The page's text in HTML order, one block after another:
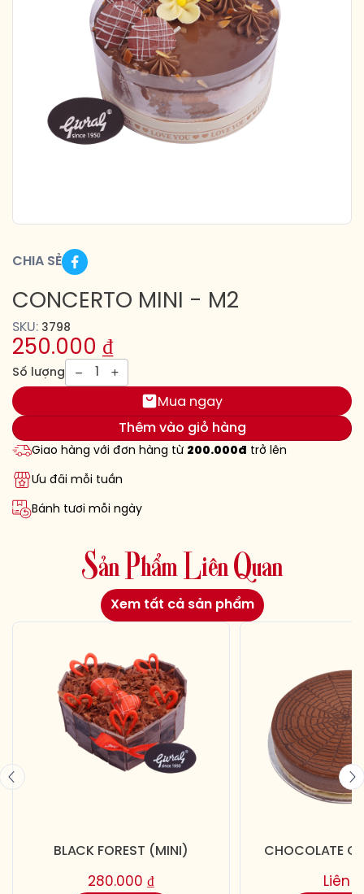
CHIA SẺ
CONCERTO MINI - M2
SKU: 3798
250.000 ₫
Số lượng 1
Mua ngay
Thêm vào giỏ hàng
Giao hàng với đơn hàng từ 200.000đ trở lên
Ưu đãi mỗi tuần
Bánh tươi mỗi ngày
Sản Phẩm Liên Quan
Xem tất cả sản phẩm
BLACK FOREST (MINI)
280.000 ₫
CHOCOLATE
Liên